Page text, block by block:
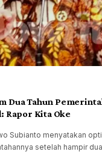
Dua Tahun
Rapor Kita Oke
Subianto menyatakan
setelah hampir